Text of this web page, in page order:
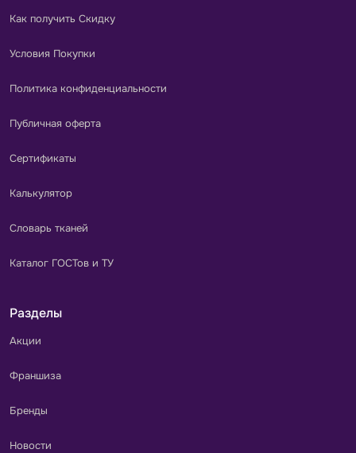
Как получить Скидку
Условия Покупки
Политика конфиденциальности
Публичная оферта
Сертификаты
Калькулятор
Словарь тканей
Каталог ГОСТов и ТУ
Разделы
Акции
Франшиза
Бренды
Новости